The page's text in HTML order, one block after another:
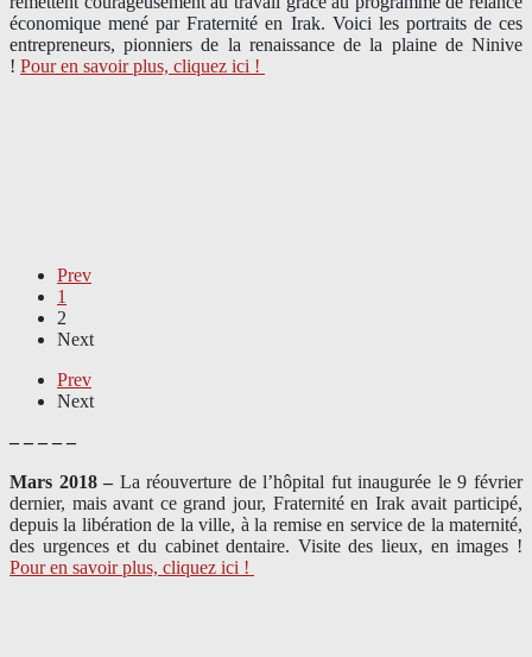
économique mené par Fraternité en Irak. Voici les portraits de ces
entrepreneurs, pionniers de la renaissance de la plaine de Ninive
! Pour en savoir plus, cliquez ici !
Prev
1
2
Next
Prev
Next
– – – – –
Mars 2018 – La réouverture de l’hôpital fut inaugurée le 9 février
dernier, mais avant ce grand jour, Fraternité en Irak avait participé,
depuis la libération de la ville, à la remise en service de la maternité,
des urgences et du cabinet dentaire. Visite des lieux, en images !
Pour en savoir plus, cliquez ici !